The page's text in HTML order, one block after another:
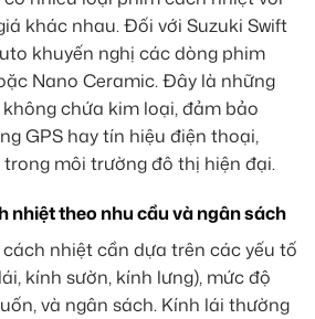
khác nhau. Đối với Suzuki Swift
khuyến nghị các dòng phim
Nano Ceramic. Đây là những
chứa kim loại, đảm bảo
GPS hay tín hiệu điện thoại,
môi trường đô thị hiện đại.
nhiệt theo nhu cầu và ngân sách
nhiệt cần dựa trên các yếu tố
kính sườn, kính lưng), mức độ
và ngân sách. Kính lái thường